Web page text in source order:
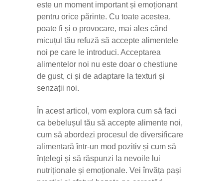
este un moment important și emoționant
pentru orice părinte. Cu toate acestea,
poate fi și o provocare, mai ales când
micuțul tău refuză să accepte alimentele
noi pe care le introduci. Acceptarea
alimentelor noi nu este doar o chestiune
de gust, ci și de adaptare la texturi și
senzații noi.
În acest articol, vom explora cum să faci
ca bebelușul tău să accepte alimente noi,
cum să abordezi procesul de diversificare
alimentară într-un mod pozitiv și cum să
înțelegi și să răspunzi la nevoile lui
nutriționale și emoționale. Vei învăța pași